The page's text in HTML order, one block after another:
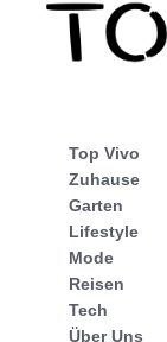
Top Vivo
Zuhause
Garten
Lifestyle
Mode
Reisen
Tech
Über Uns